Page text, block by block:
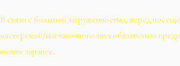
В связи с большой загруженностью, перед
мастерской/выставочного зала обязательно
визите заранее.